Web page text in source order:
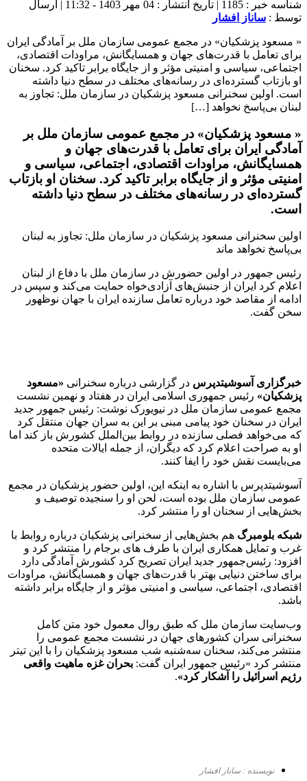
شناسه خبر : 1185 | تاریخ انتشار : 04 مهر 1403 - 11:32 | ارسال
توسط : ساناز افشار
« مسعود پزشکیان» در مجمع عمومی سازمان ملل بر آمادگی ایران
برای تعامل با قدرت‌های جهان و همسایگانش، مراودات اقتصادی،
اجتماعی، سیاسی و امنیتی مؤثر و از جایگاه برابر تاکید کرد. سخنان
او بازتاب گسترده‌ای در رسانه‌های مختلف در سطح دنیا داشته
است. اولین سخنرانی مسعود پزشکیان در سازمان ملل: تجاوز به
لبنان بی‌پاسخ نخواهد […]
« مسعود پزشکیان» در مجمع عمومی سازمان ملل بر
آمادگی ایران برای تعامل با قدرت‌های جهان و
همسایگانش، مراودات اقتصادی، اجتماعی، سیاسی و
امنیتی مؤثر و از جایگاه برابر تاکید کرد. سخنان او بازتاب
گسترده‌ای در رسانه‌های مختلف در سطح دنیا داشته
است.
اولین سخنرانی مسعود پزشکیان در سازمان ملل: تجاوز به لبنان
بی‌پاسخ نخواهد ماند
رئیس جمهور در اولین حضورش در سازمان ملل با دفاع از لبنان
اعلام کرد ایران از جنبش‌های آزاد‌ی‌خواه حمایت می‌کند و سپس در
ادامه از مقاصد خود درباره تعامل سازنده ایران با جهان نوظهور
سخن گفت.
خبرگزاری آسوشیتدپرس در گزارشی درباره سخنرانی «مسعود
پزشکیان» رئیس جمهوری اسلامی ایران در هفتاد و نهمین نشست
مجمع عمومی سازمان ملل در نیویورک نوشت: رئیس جمهور جدید
ایران در سخنان خود پیامی مبنی بر این به سران جهان منتقل کرد
که می‌خواهد فصلی سازنده در روابط بین‌الملل کشورش باز کند اما
او به صراحت اعلام کرد که دیگران، از جمله ایالات متحده
می‌بایست نقش خود را ایفا کنند.
آسوشیتدپرس با اشاره به اینکه این، اولین حضور پزشکیان در مجمع
عمومی سازمان ملل بوده است، لحن او را سنجیده توصیف و
بخش‌هایی از سخنان او را منتشر کرد.
شبکه بلومبرگ هم بخش‌هایی از سخنرانی پزشکیان درباره روابط با
غرب و تمایل همکاری ایران با طرف های برجام را منتشر کرد و
افزود: رئیس‌جمهور جدید ایران تصریح کرد کشورش آمادگی دارد
برای ساختن دنیایی بهتر با قدرت‌های جهان و همسایگانش، مراودات
اقتصادی، اجتماعی، سیاسی و امنیتی مؤثر و از جایگاه برابر داشته
باشد.
وب‌سایت سازمان ملل که طبق روال معمول خود متن کامل
سخنرانی سران کشورهای جهان در نشست مجمع عمومی را
منتشر می‌کند، سخنان سه‌شنبه شب مسعود پزشکیان را با این تیتر
منتشر کرد «رئیس جمهور ایران گفت: بحران غزه ماهیت واقعی
رژیم اسرائیل را آشکار کرد».
نویسنده : ساناز افشار